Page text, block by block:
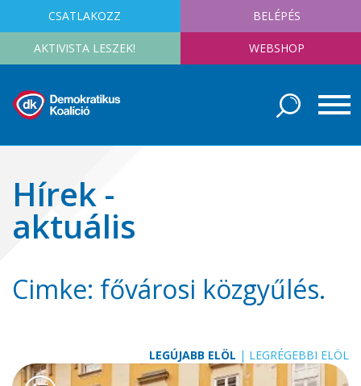
CSATLAKOZZ BELÉPÉS
AKTIVISTA LESZEK! WEBSHOP
Hírek -
aktuális
Cimke: fővárosi közgyűlés.
LEGÚJABB ELÖL | LEGRÉGEBBI ELÖL